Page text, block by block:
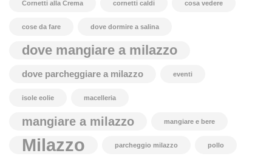
Cornetti alla Crema cornetti caldi cosa vedere
cose da fare dove dormire a salina
dove mangiare a milazzo
dove parcheggiare a milazzo eventi
isole eolie macelleria
mangiare a milazzo mangiare e bere
Milazzo parcheggio milazzo pollo